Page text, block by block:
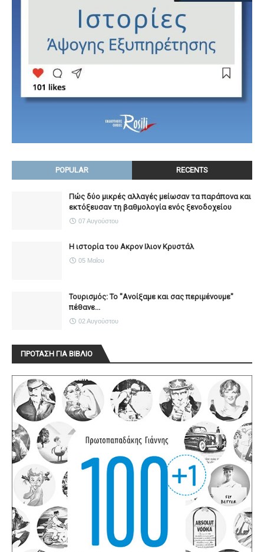
POPULAR RECENTS
Πώς δύο μικρές αλλαγές μείωσαν τα παράπονα και
εκτόξευσαν τη βαθμολογία ενός ξενοδοχείου
07 Αυγούστου
Η ιστορία του Ακρον Ιλιον Κρυστάλ
05 Μαΐου
Τουρισμός: Το "Ανοίξαμε και σας περιμένουμε"
πέθανε...
02 Αυγούστου
ΠΡΟΤΑΣΗ ΓΙΑ ΒΙΒΛΙΟ